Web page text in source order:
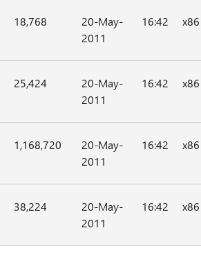
18,768
20-May-
2011
16:42 x86
25,424
20-May-
2011
16:42 x86
1,168,720
20-May-
2011
16:42 x86
38,224
20-May-
2011
16:42 x86